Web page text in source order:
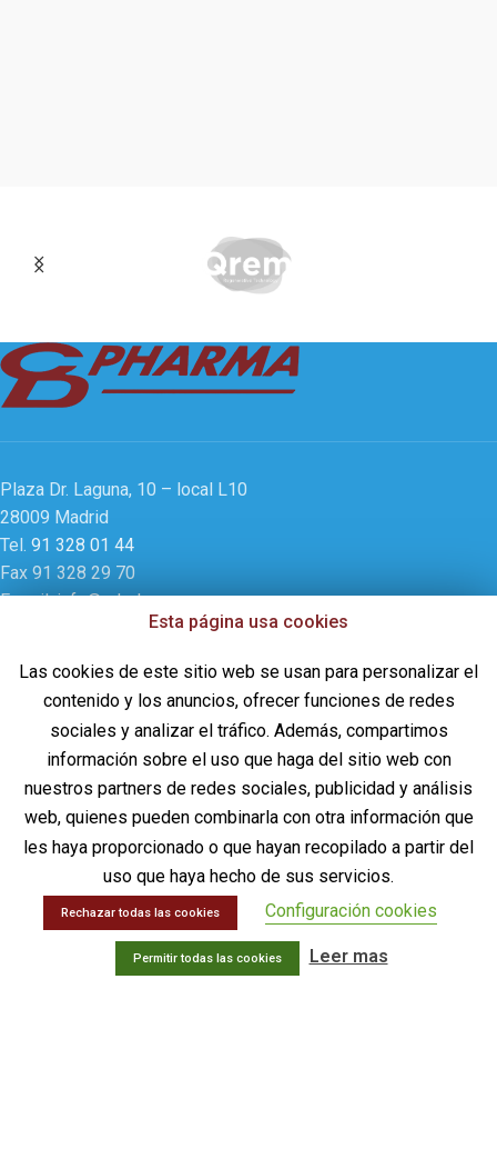
Plaza Dr. Laguna, 10 – local L10
28009 Madrid
Tel. 91 328 01 44
Fax 91 328 29 70
E-mail:info@cd-pharma.com
www.cd-pharma.com
PRODUCTOS
Intervencionismo – Unidad del Dolor
Neuro-trauma
Cirugía general – UCI
Sustituto Óseo
Documentación DiscoGel®
INFORMACIÓN LEGAL
Aviso legal
Política de privacidad
Esta página usa cookies
Las cookies de este sitio web se usan para personalizar el
contenido y los anuncios, ofrecer funciones de redes
sociales y analizar el tráfico. Además, compartimos
información sobre el uso que haga del sitio web con
nuestros partners de redes sociales, publicidad y análisis
web, quienes pueden combinarla con otra información que
les haya proporcionado o que hayan recopilado a partir del
uso que haya hecho de sus servicios.
Rechazar todas las cookies Configuración cookies
Permitir todas las cookies Leer mas